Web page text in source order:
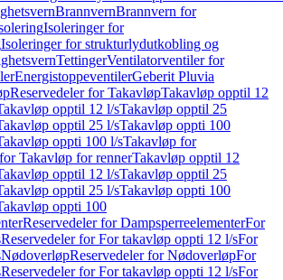
BrannvernBrannvern for
Isoleringer for
Isoleringer for strukturlydutkobling og
TettingerVentilatorventiler for
EnergistoppeventilerGeberit Pluvia
Reservedeler for TakavløpTakavløp opptil 12
opptil 12 l/sTakavløp opptil 25
opptil 25 l/sTakavløp oppti 100
oppti 100 l/sTakavløp for
Takavløp for rennerTakavløp opptil 12
opptil 12 l/sTakavløp opptil 25
opptil 25 l/sTakavløp oppti 100
oppti 100
Reservedeler for DampsperreelementerFor
Reservedeler for For takavløp oppti 12 l/sFor
NødoverløpReservedeler for NødoverløpFor
Reservedeler for For takavløp oppti 12 l/sFor